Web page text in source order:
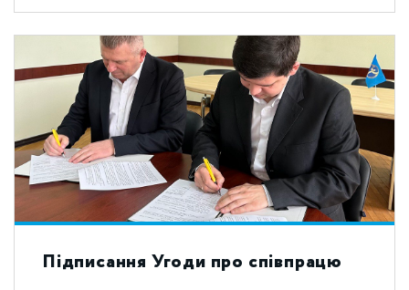
Підписання Угоди про співпрацю